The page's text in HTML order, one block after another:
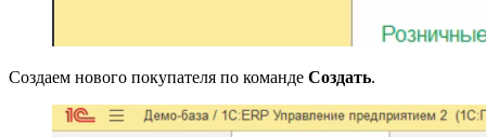
Создаем нового покупателя по команде Создать.